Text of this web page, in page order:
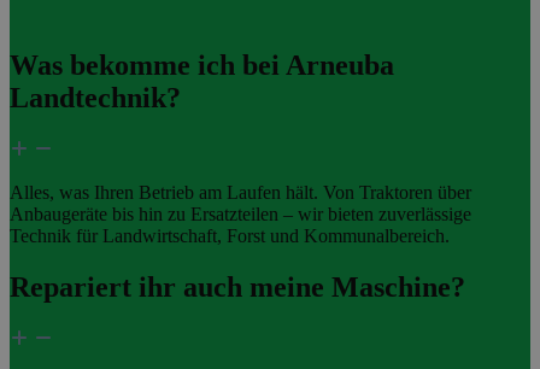
Was bekomme ich bei Arneuba
Landtechnik?
Alles, was Ihren Betrieb am Laufen hält. Von Traktoren über
Anbaugeräte bis hin zu Ersatzteilen – wir bieten zuverlässige
Technik für Landwirtschaft, Forst und Kommunalbereich.
Repariert ihr auch meine Maschine?